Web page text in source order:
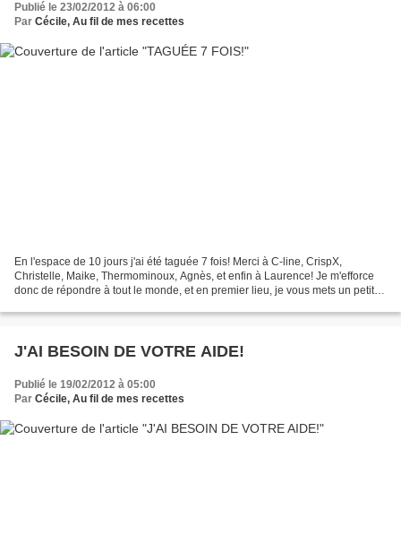
Publié le 23/02/2012 à 06:00
Par Cécile, Au fil de mes recettes
En l'espace de 10 jours j'ai été taguée 7 fois! Merci à C-line, CrispX,
Christelle, Maike, Thermominoux, Agnès, et enfin à Laurence! Je m'efforce
donc de répondre à tout le monde, et en premier lieu, je vous mets un petit
J'AI BESOIN DE VOTRE AIDE!
Publié le 19/02/2012 à 05:00
Par Cécile, Au fil de mes recettes